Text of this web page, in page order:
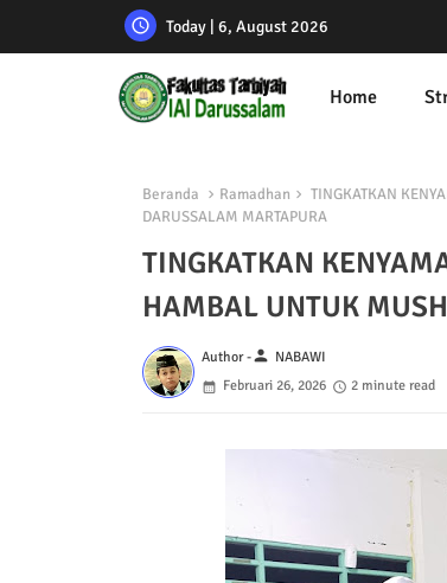
Today | 6, August 2026
Home
Beranda Ramadhan
TINGKATKAN
DARUSSALAM MARTAPURA
TINGKATKAN
HAMBAL UNTUK
Author -person NABAWI
Februari 26, 2026
2 minute read